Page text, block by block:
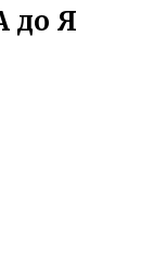
до Я